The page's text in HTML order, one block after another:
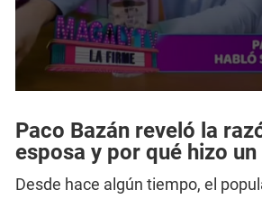
e
c
o
d
Paco Bazán reveló la
esposa y por qué hizo
Desde hace algún tiempo, el